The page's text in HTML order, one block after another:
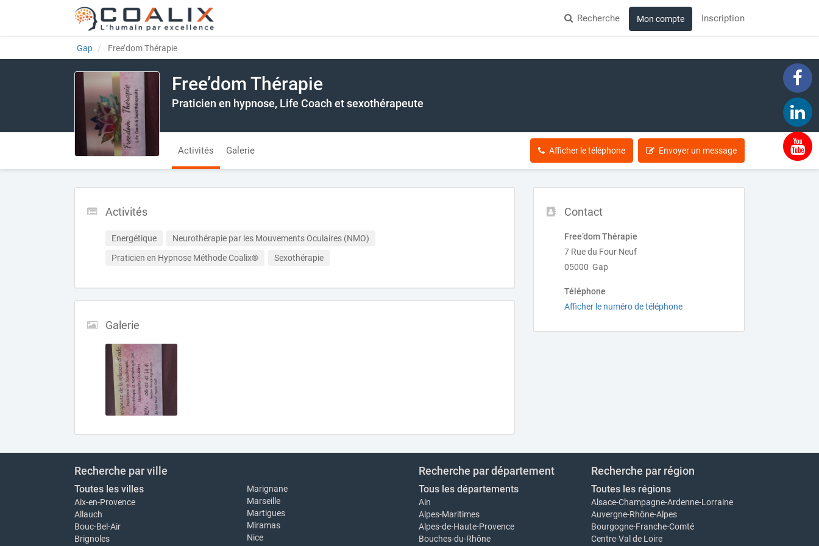
Recherche Mon compte Inscription
Gap Free’dom Thérapie
Free’dom Thérapie
Praticien en hypnose, Life Coach et sexothérapeute
Activités Galerie Afficher le téléphone Envoyer un message
Contact
Free’dom Thérapie
7 Rue du Four Neuf
05000 Gap
Téléphone
Afficher le numéro de téléphone
Activités
Energétique
Neurothérapie par les Mouvements Oculaires (NMO)
Praticien en Hypnose Méthode Coalix®
Sexothérapie
Galerie
Recherche par ville
Toutes les villes
Aix-en-Provence
Allauch
Bouc-Bel-Air
Brignoles
Marignane
Marseille
Martigues
Miramas
Nice
Recherche par département
Tous les départements
Ain
Alpes-Maritimes
Alpes-de-Haute-Provence
Bouches-du-Rhône
Recherche par région
Toutes les régions
Alsace-Champagne-Ardenne-Lorraine
Auvergne-Rhône-Alpes
Bourgogne-Franche-Comté
Centre-Val de Loire